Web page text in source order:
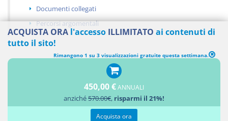
Documenti collegati
Percorsi argomentali
RISCHIO ED EQUILIBRIO ECONOMICO-FINANZIARIO NELLE
ACQUISTA ORA l'accesso ILLIMITATO ai contenuti di
tutto il sito!
Rimangono 1 su 3 visualizzazioni gratuite questa settimana.
450,00 €ANNUALI
anziché570.00€, risparmi il 21%!
Acquista ora